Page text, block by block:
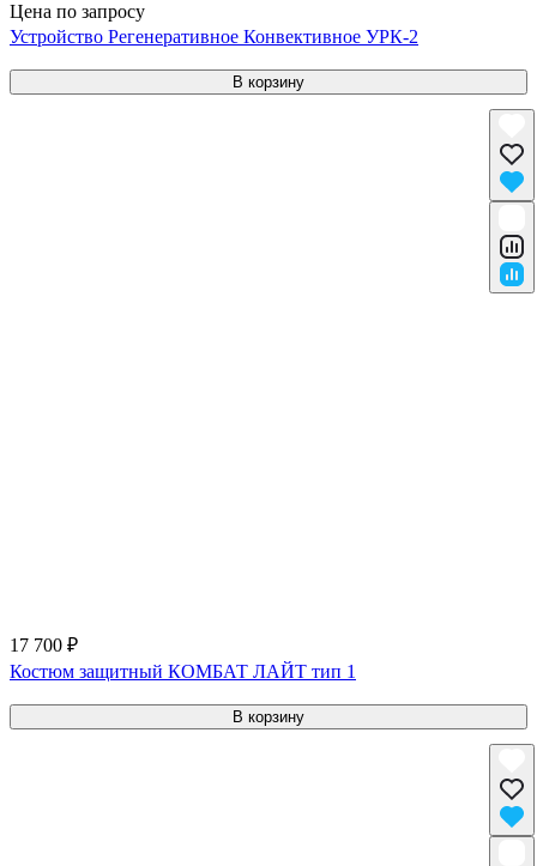
Цена по запросу
Устройство Регенеративное Конвективное УРК-2
В корзину
17 700 ₽
Костюм защитный КОМБАТ ЛАЙТ тип 1
В корзину